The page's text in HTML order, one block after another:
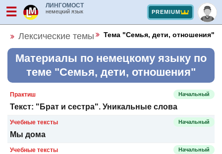
☰ ЛИНГОМОСТ
немецкий язык PREMIUM
Лексические темы Тема "Семья, дети, отношения"
Материалы по немецкому языку по
теме "Семья, дети, отношения"
Практиш Начальный
Текст: "Брат и сестра". Уникальные слова
Учебные тексты Начальный
Мы дома
Учебные тексты Начальный